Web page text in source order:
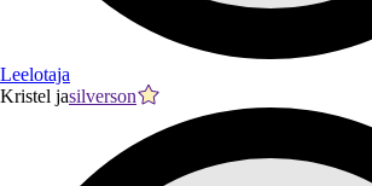
Leelotaja
Kristel jasilverson